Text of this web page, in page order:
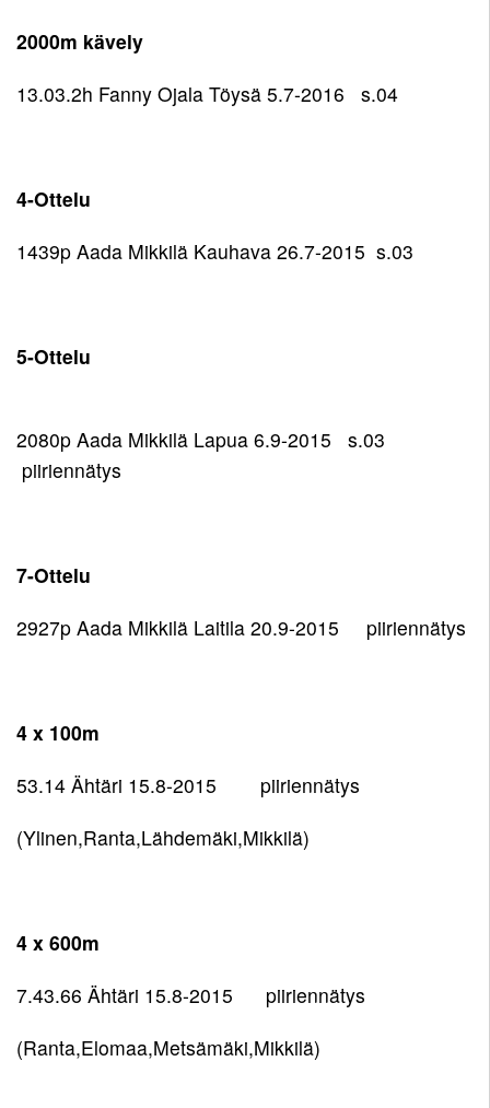
2000m kävely
13.03.2h Fanny Ojala Töysä 5.7-2016 s.04
4-Ottelu
1439p Aada Mikkilä Kauhava 26.7-2015 s.03
5-Ottelu
2080p Aada Mikkilä Lapua 6.9-2015 s.03
piiriennätys
7-Ottelu
2927p Aada Mikkilä Laitila 20.9-2015 piiriennätys
4 x 100m
53.14 Ähtäri 15.8-2015 piiriennätys
(Ylinen,Ranta,Lähdemäki,Mikkilä)
4 x 600m
7.43.66 Ähtäri 15.8-2015 piiriennätys
(Ranta,Elomaa,Metsämäki,Mikkilä)